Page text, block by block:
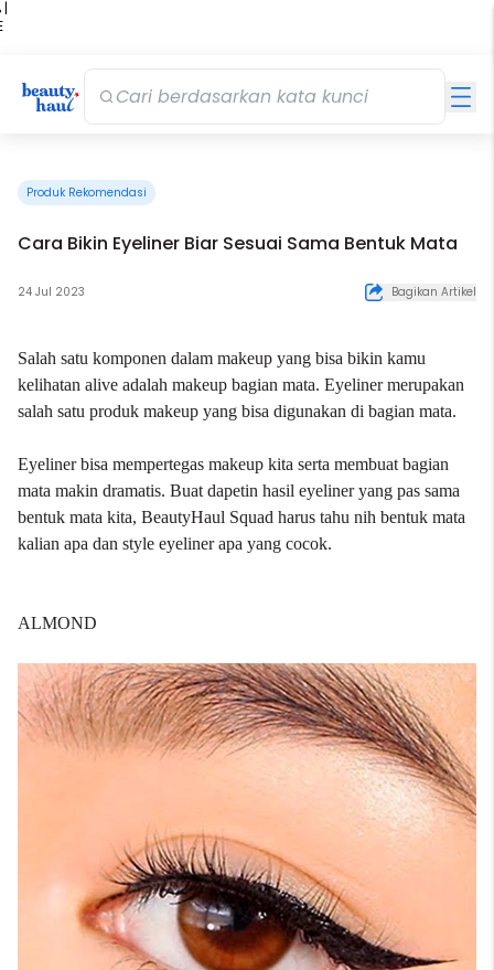
|
Produk Rekomendasi
Cara Bikin Eyeliner Biar Sesuai Sama Bentuk Mata
24 Jul 2023 Bagikan Artikel
Salah satu komponen dalam makeup yang bisa bikin kamu
kelihatan alive adalah makeup bagian mata. Eyelinermerupakan
salah satu produk makeup yang bisa digunakan di bagian mata.
Eyeliner bisa mempertegas makeup kita serta membuat bagian
mata makin dramatis. Buat dapetin hasil eyeliner yang pas sama
bentuk mata kita, BeautyHaul Squad harus tahu nih bentuk mata
kalian apa dan style eyeliner apa yang cocok.
ALMOND